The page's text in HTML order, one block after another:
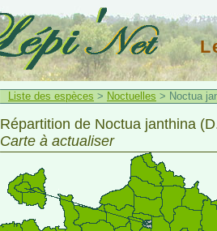
Liste des espèces > Noctuelles > Noctua
Répartition de Noctua janthina
Carte à actualiser